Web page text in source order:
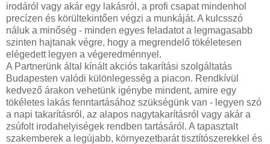
irodáról vagy akár egy lakásról, a profi csapat mindenhol
precízen és körültekintően végzi a munkáját. A kulcsszó
náluk a minőség - minden egyes feladatot a legmagasabb
szinten hajtanak végre, hogy a megrendelő tökéletesen
elégedett legyen a végeredménnyel.
A Partnerünk által kínált akciós takarítási szolgáltatás
Budapesten valódi különlegesség a piacon. Rendkívül
kedvező árakon vehetünk igénybe mindent, amire egy
tökéletes lakás fenntartásához szükségünk van - legyen szó
a napi takarításról, az alapos nagytakarításról vagy akár a
zsúfolt irodahelyiségek rendben tartásáról. A tapasztalt
szakemberek a legújabb, környezetbarát tisztítószerekkel és